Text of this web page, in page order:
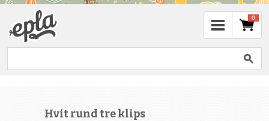
0
Hvit rund tre klips